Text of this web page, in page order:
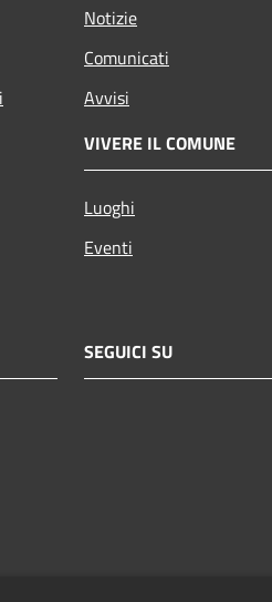
Notizie
Comunicati
Avvisi
VIVERE IL COMUNE
Luoghi
Eventi
SEGUICI SU